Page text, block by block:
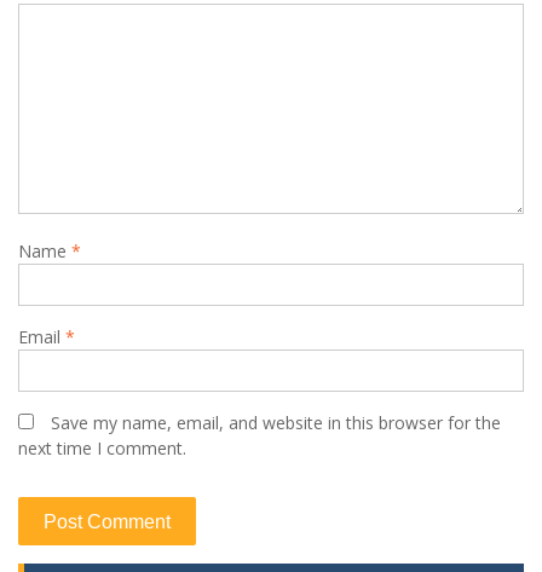
Name *
Email *
Save my name, email, and website in this browser for the
next time I comment.